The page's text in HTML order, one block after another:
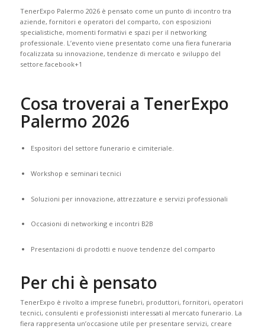
TenerExpo Palermo 2026 è pensato come un punto di incontro tra
aziende, fornitori e operatori del comparto, con esposizioni
specialistiche, momenti formativi e spazi per il networking
professionale. L’evento viene presentato come una fiera funeraria
focalizzata su innovazione, tendenze di mercato e sviluppo del
settore. facebook+1
Cosa troverai a TenerExpo
Palermo 2026
Espositori del settore funerario e cimiteriale.
Workshop e seminari tecnici
Soluzioni per innovazione, attrezzature e servizi professionali
Occasioni di networking e incontri B2B
Presentazioni di prodotti e nuove tendenze del comparto
Per chi è pensato
TenerExpo è rivolto a imprese funebri, produttori, fornitori, operatori
tecnici, consulenti e professionisti interessati al mercato funerario. La
fiera rappresenta un’occasione utile per presentare servizi, creare